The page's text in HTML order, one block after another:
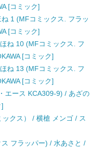
[コミック]
1 (MFコミックス. フラッ
[コミック]
ね 10 (MFコミックス. フ
[コミック]
ね 13 (MFコミックス. フ
[コミック]
エース KCA309-9) / あざの
クス） / 横槍 メンゴ / ス
フラッパー) / 水あさと /